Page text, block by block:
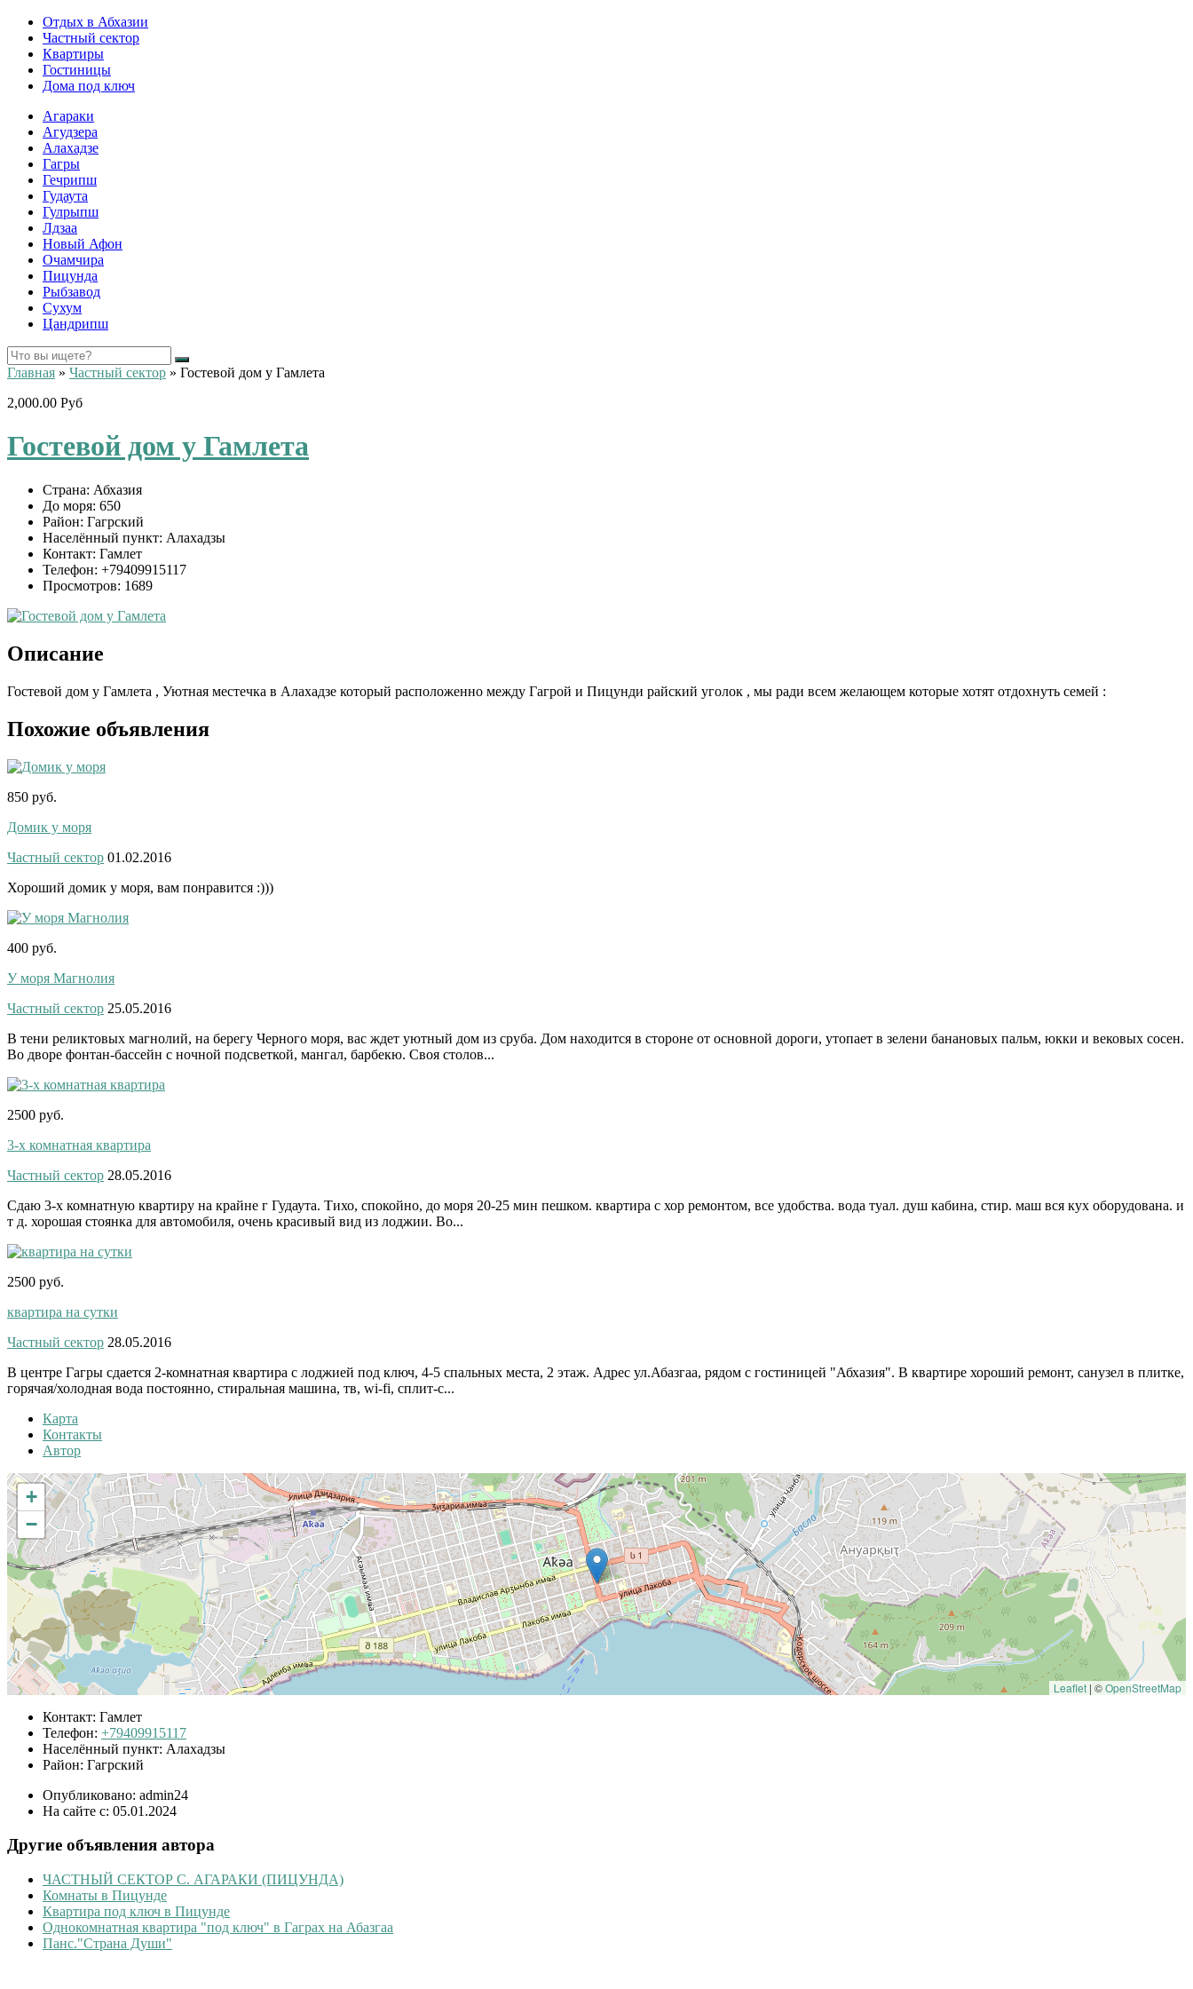
Отдых в Абхазии
Частный сектор
Квартиры
Гостиницы
Дома под ключ
Агараки
Агудзера
Алахадзе
Гагры
Гечрипш
Гудаута
Гулрыпш
Лдзаа
Новый Афон
Очамчира
Пицунда
Рыбзавод
Сухум
Цандрипш
Главная » Частный сектор » Гостевой дом у Гамлета
2,000.00 Руб
Гостевой дом у Гамлета
Страна: Абхазия
До моря: 650
Район: Гагрский
Населённый пункт: Алахадзы
Контакт: Гамлет
Телефон: +79409915117
Просмотров: 1689
Описание
Гостевой дом у Гамлета , Уютная местечка в Алахадзе который расположенно между Гагрой и Пицунди райский уголок , мы ради всем желающем которые хотят отдохнуть семей :
Похожие объявления
850 руб.
Домик у моря
Частный сектор 01.02.2016
Хороший домик у моря, вам понравится :)))
400 руб.
У моря Магнолия
Частный сектор 25.05.2016
В тени реликтовых магнолий, на берегу Черного моря, вас ждет уютный дом из сруба. Дом находится в стороне от основной дороги, утопает в зелени банановых пальм, юкки и вековых сосен.
Во дворе фонтан-бассейн с ночной подсветкой, мангал, барбекю. Своя столов...
2500 руб.
3-х комнатная квартира
Частный сектор 28.05.2016
Сдаю 3-х комнатную квартиру на крайне г Гудаута. Тихо, спокойно, до моря 20-25 мин пешком. квартира с хор ремонтом, все удобства. вода туал. душ кабина, стир. маш вся кух оборудована. и
т д. хорошая стоянка для автомобиля, очень красивый вид из лоджии. Во...
2500 руб.
квартира на сутки
Частный сектор 28.05.2016
В центре Гагры сдается 2-комнатная квартира с лоджией под ключ, 4-5 спальных места, 2 этаж. Адрес ул.Абазгаа, рядом с гостиницей "Абхазия". В квартире хороший ремонт, санузел в плитке,
горячая/холодная вода постоянно, стиральная машина, тв, wi-fi, сплит-с...
Карта
Контакты
Автор
+
−
Leaflet | ©OpenStreetMap
Контакт: Гамлет
Телефон: +79409915117
Населённый пункт: Алахадзы
Район: Гагрский
Опубликовано: admin24
На сайте с: 05.01.2024
Другие объявления автора
ЧАСТНЫЙ СЕКТОР С. АГАРАКИ (ПИЦУНДА)
Комнаты в Пицунде
Квартира под ключ в Пицунде
Однокомнатная квартира "под ключ" в Гаграх на Абазгаа
Панс."Страна Души"